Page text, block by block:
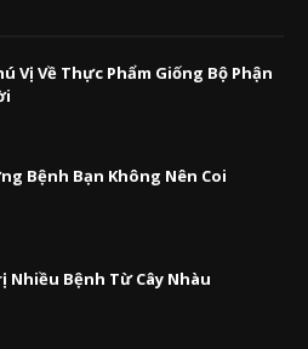
Vị Về Thực Phẩm Giống Bộ Phận
Bệnh Bạn Không Nên Coi
Nhiều Bệnh Từ Cây Nhàu